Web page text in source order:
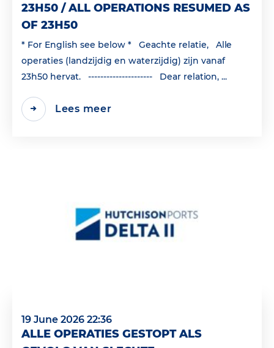
23H50 / ALL OPERATIONS RESUMED AS
OF 23H50
* For English see below * Geachte relatie, Alle
operaties (landzijdig en waterzijdig) zijn vanaf
23h50 hervat. --------------------- Dear relation, ...
Lees meer
19 June 2026 22:36
ALLE OPERATIES GESTOPT ALS